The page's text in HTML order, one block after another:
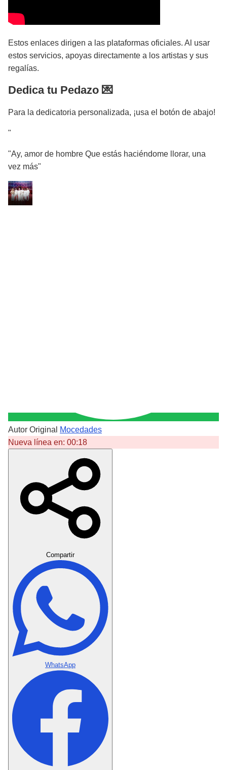
Estos enlaces dirigen a las plataformas oficiales. Al usar
estos servicios, apoyas directamente a los artistas y sus
regalías.
Dedica tu Pedazo 💌
Para la dedicatoria personalizada, ¡usa el botón de abajo!
"
"Ay, amor de hombre Que estás haciéndome llorar, una
vez más"
Autor Original
Mocedades
Nueva línea en: 00:18
Compartir
WhatsApp